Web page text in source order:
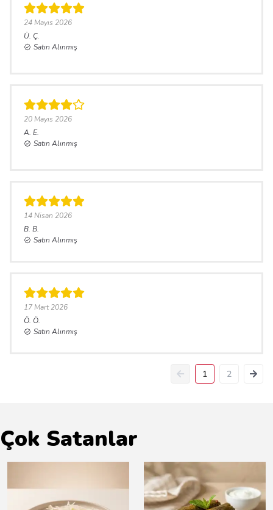
24 Mayıs 2026
Ü. Ç.
Satın Alınmış
20 Mayıs 2026
A. E.
Satın Alınmış
14 Nisan 2026
B. B.
Satın Alınmış
17 Mart 2026
Ö. Ö.
Satın Alınmış
1 2
Çok Satanlar